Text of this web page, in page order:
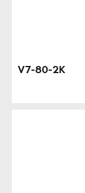
V7-80-2K